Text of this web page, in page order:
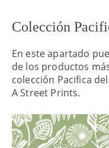
Colección
En este apartado
de los productos
colección Pacifica
A Street Prints.